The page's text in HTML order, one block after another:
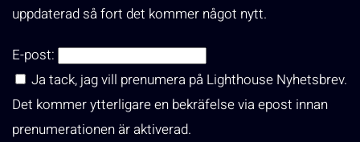
uppdaterad så fort det kommer något nytt.
E-post:
Ja tack, jag vill prenumera på Lighthouse Nyhetsbrev.
Det kommer ytterligare en bekräfelse via epost innan
prenumerationen är aktiverad.